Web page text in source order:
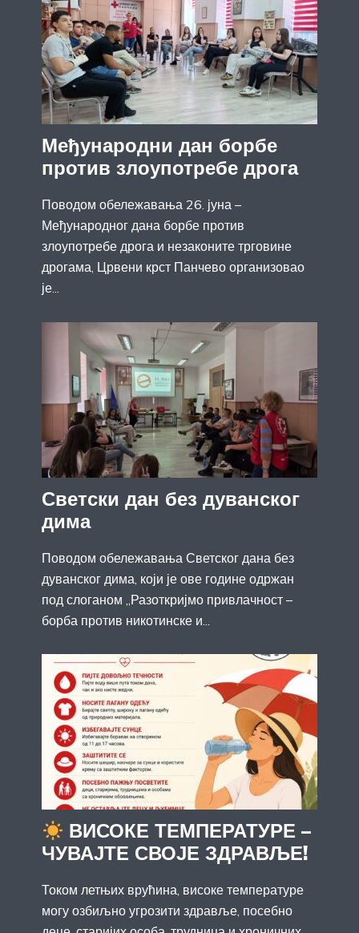
Међународни дан борбе
против злоупотребе дрога
Поводом обележавања 26. јуна –
Међународног дана борбе против
злоупотребе дрога и незаконите трговине
дрогама, Црвени крст Панчево организовао
је...
Светски дан без дуванског
дима
Поводом обележавања Светског дана без
дуванског дима, који је ове године одржан
под слоганом „Разоткријмо привлачност –
борба против никотинске и...
ВИСОКЕ ТЕМПЕРАТУРЕ –
ЧУВАЈТЕ СВОЈЕ ЗДРАВЉЕ!
Током летњих врућина, високе температуре
могу озбиљно угрозити здравље, посебно